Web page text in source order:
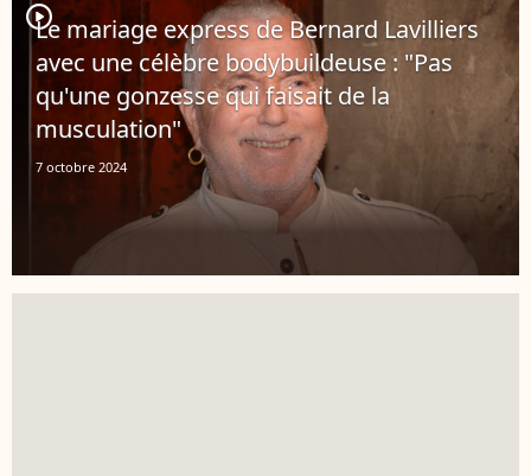
player2
Le mariage express de Bernard Lavilliers
avec une célèbre bodybuildeuse : "Pas
qu'une gonzesse qui faisait de la
musculation"
7 octobre 2024